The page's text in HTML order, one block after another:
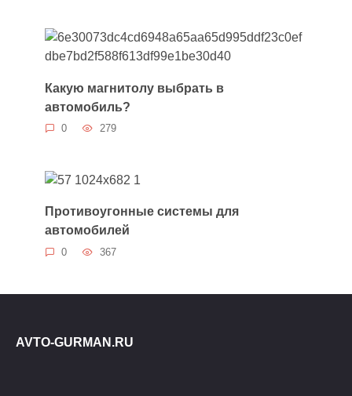
Какую магнитолу выбрать в
автомобиль?
0 279
Противоугонные системы для
автомобилей
0 367
AVTO-GURMAN.RU